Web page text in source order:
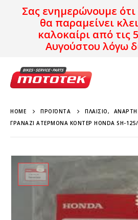
Σας ενημερώνουμε
θα παραμείνει
καλοκαίρι από τις
Αυγούστου λόγω
HOME ΠΡΟΪΌΝΤΑ ΠΛΑΊΣΙΟ,
ΓΡΑΝΆΖΙ ΑΤΈΡΜΟΝΑ ΚΟΝΤΈΡ HONDA SH-